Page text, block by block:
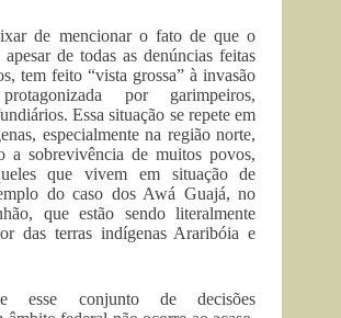
de mencionar o fato de que o
de todas as denúncias feitas
tem feito “vista grossa” à invasão
por garimpeiros,
Essa situação se repete em
especialmente na região norte,
a sobrevivência de muitos povos,
que vivem em situação de
do caso dos Awá Guajá, no
que estão sendo literalmente
das terras indígenas Araribóia e
esse conjunto de decisões